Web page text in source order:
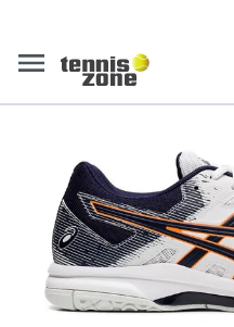
white/peacoat
Evaluarea medie de 5 din 5 stele
(1)